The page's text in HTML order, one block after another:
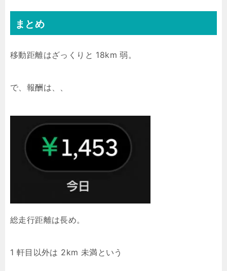
まとめ
移動距離はざっくりと 18km 弱。
で、報酬は、、
総走行距離は長め。
1 軒目以外は 2km 未満という